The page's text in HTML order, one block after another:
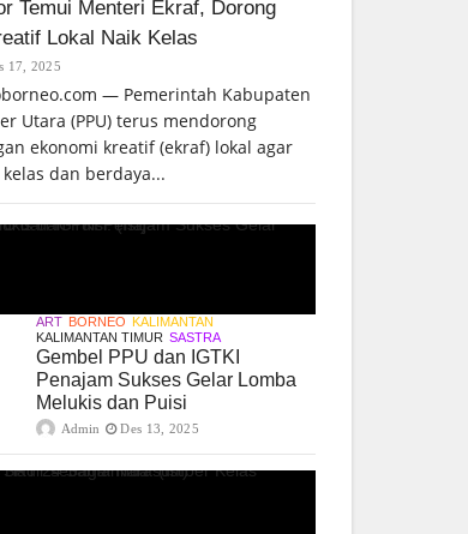
Temui Menteri Ekraf, Dorong
Lokal Naik Kelas
17, 2025
— Pemerintah Kabupaten
Utara (PPU) terus mendorong
ekonomi kreatif (ekraf) lokal agar
dan berdaya...
ART BORNEO KALIMANTAN
KALIMANTAN TIMUR SASTRA
Gembel PPU dan IGTKI
Penajam Sukses Gelar Lomba
Melukis dan Puisi
Admin Des 13, 2025